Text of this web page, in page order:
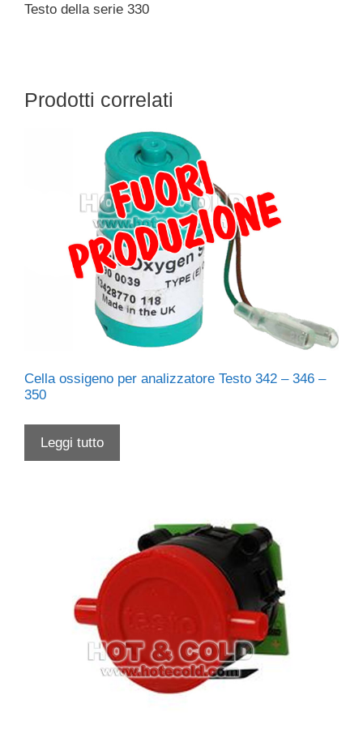
Testo della serie 330
Prodotti correlati
Cella ossigeno per analizzatore Testo 342 – 346 –
350
Leggi tutto